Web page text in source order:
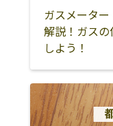
東田川郡三川町
ガスメータ
解説！ガス
しよう！